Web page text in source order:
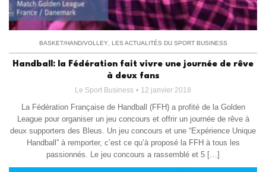
BASKET/HAND/VOLLEY, LES ACTUALITÉS DU SPORT BUSINESS
Handball: la Fédération fait vivre une journée de rêve
à deux fans
Le Sport Business 12 janvier 2018
La Fédération Française de Handball (FFH) a profité de la Golden
League pour organiser un jeu concours et offrir un journée de rêve à
deux supporters des Bleus. Un jeu concours et une “Expérience Unique
Handball” à remporter, c’est ce qu’à proposé la FFH à tous les
passionnés. Le jeu concours a rassemblé et 5 […]